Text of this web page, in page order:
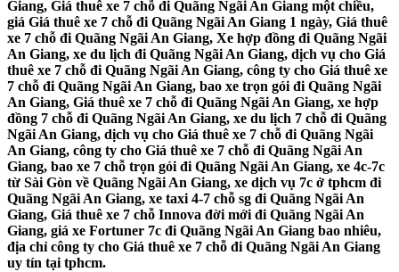
Giang, Giá thuê xe 7 chỗ đi Quãng Ngãi An Giang một chiều,
giá Giá thuê xe 7 chỗ đi Quãng Ngãi An Giang 1 ngày, Giá thuê
xe 7 chỗ đi Quãng Ngãi An Giang, Xe hợp đồng đi Quãng Ngãi
An Giang, xe du lịch đi Quãng Ngãi An Giang, dịch vụ cho Giá
thuê xe 7 chỗ đi Quãng Ngãi An Giang, công ty cho Giá thuê xe
7 chỗ đi Quãng Ngãi An Giang, bao xe trọn gói đi Quãng Ngãi
An Giang, Giá thuê xe 7 chỗ đi Quãng Ngãi An Giang, xe hợp
đồng 7 chỗ đi Quãng Ngãi An Giang, xe du lịch 7 chỗ đi Quãng
Ngãi An Giang, dịch vụ cho Giá thuê xe 7 chỗ đi Quãng Ngãi
An Giang, công ty cho Giá thuê xe 7 chỗ đi Quãng Ngãi An
Giang, bao xe 7 chỗ trọn gói đi Quãng Ngãi An Giang, xe 4c-7c
từ Sài Gòn về Quãng Ngãi An Giang, xe dịch vụ 7c ở tphcm đi
Quãng Ngãi An Giang, xe taxi 4-7 chỗ sg đi Quãng Ngãi An
Giang, Giá thuê xe 7 chỗ Innova đời mới đi Quãng Ngãi An
Giang, giá xe Fortuner 7c đi Quãng Ngãi An Giang bao nhiêu,
địa chỉ công ty cho Giá thuê xe 7 chỗ đi Quãng Ngãi An Giang
uy tín tại tphcm.